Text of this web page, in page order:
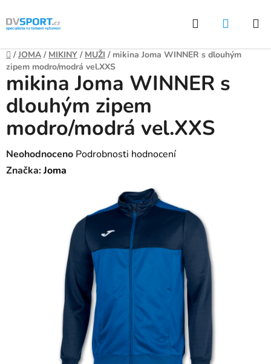
Přejít
na
Hledat
Domů
/ JOMA / MIKINY / MUŽI / mikina Joma WINNER s dlouhým
zipem modro/modrá vel.XXS
mikina Joma WINNER s
dlouhým zipem
modro/modrá vel.XXS
Průměrné
hodnocení
Neohodnoceno Podrobnosti hodnocení
Značka:Joma